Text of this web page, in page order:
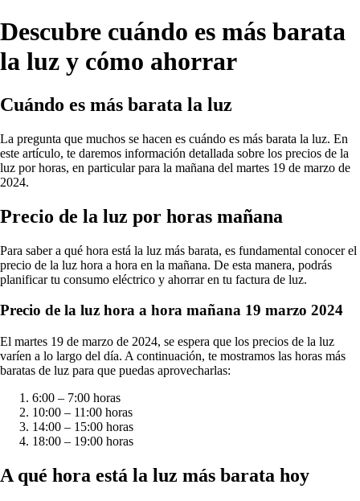
Descubre cuándo es más barata
la luz y cómo ahorrar
Cuándo es más barata la luz
La pregunta que muchos se hacen es cuándo es más barata la luz. En
este artículo, te daremos información detallada sobre los precios de la
luz por horas, en particular para la mañana del martes 19 de marzo de
2024.
Precio de la luz por horas mañana
Para saber a qué hora está la luz más barata, es fundamental conocer el
precio de la luz hora a hora en la mañana. De esta manera, podrás
planificar tu consumo eléctrico y ahorrar en tu factura de luz.
Precio de la luz hora a hora mañana 19 marzo 2024
El martes 19 de marzo de 2024, se espera que los precios de la luz
varíen a lo largo del día. A continuación, te mostramos las horas más
baratas de luz para que puedas aprovecharlas:
6:00 – 7:00 horas
10:00 – 11:00 horas
14:00 – 15:00 horas
18:00 – 19:00 horas
A qué hora está la luz más barata hoy